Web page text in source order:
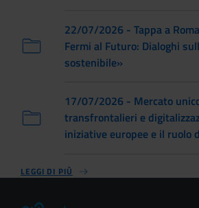
22/07/2026 - Tappa a
Fermi al Futuro: Dialoghi
sostenibile»
17/07/2026 - Mercato
transfrontalieri e
iniziative europee e il ruolo
LEGGI DI PIÙ